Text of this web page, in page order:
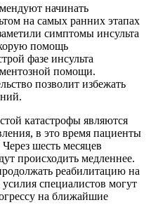
начинать
на самых ранних этапах
симптомы инсульта
помощь
фазе инсульта
помощи.
позволит избежать
катастрофы являются
в это время пациенты
шесть месяцев
происходить медленнее.
реабилитацию на
специалистов могут
на ближайшие